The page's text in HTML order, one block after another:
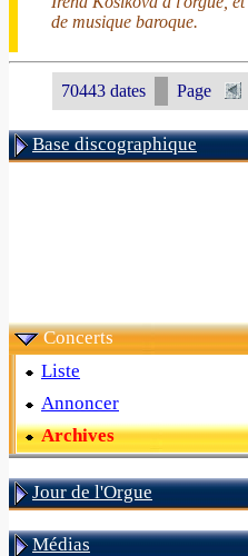
de musique baroque.
70443 dates Page
Base discographique
Concerts
Liste
Annoncer
Archives
Jour de l'Orgue
Médias